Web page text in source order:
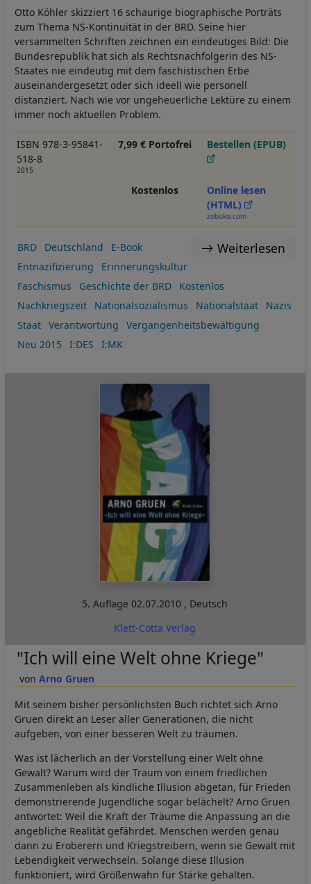
Otto Köhler skizziert 16 schaurige biographische Porträts
zum Thema NS-Kontinuität in der BRD. Seine hier
versammelten Schriften zeichnen ein eindeutiges Bild: Die
Bundesrepublik hat sich als Rechtsnachfolgerin des NS-
Staates nie eindeutig mit dem faschistischen Erbe
auseinandergesetzt oder sich ideell wie personell
distanziert. Nach wie vor ungeheuerliche Lektüre zu einem
immer noch aktuellen Problem.
ISBN 978-3-95841-
518-8
2015
7,99 € Portofrei Bestellen (EPUB)
Kostenlos
Online lesen
(HTML)
zoboko.com
Weiterlesen
BRD Deutschland
E-Book
Entnazifizierung
Erinnerungskultur
Faschismus
Geschichte der BRD
Kostenlos
Nachkriegszeit
Nationalsozialismus Nationalstaat
Nazis
Staat
Verantwortung
Vergangenheitsbewältigung
Neu 2015
I:DES I:MK
5. Auflage02.07.2010 , Deutsch
Klett-Cotta Verlag
Arno Gruen
"Ich will eine Welt ohne Kriege"
Mit seinem bisher persönlichsten Buch richtet sich Arno
Gruen direkt an Leser aller Generationen, die nicht
aufgeben, von einer besseren Welt zu träumen.
Was ist lächerlich an der Vorstellung einer Welt ohne
Gewalt? Warum wird der Traum von einem friedlichen
Zusammenleben als kindliche Illusion abgetan, für Frieden
demonstrierende Jugendliche sogar belächelt? Arno Gruen
antwortet: Weil die Kraft der Träume die Anpassung an die
angebliche Realität gefährdet. Menschen werden genau
dann zu Eroberern und Kriegstreibern, wenn sie Gewalt mit
Lebendigkeit verwechseln. Solange diese Illusion
funktioniert, wird Größenwahn für Stärke gehalten.